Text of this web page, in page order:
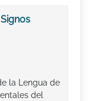
la Lengua de
del